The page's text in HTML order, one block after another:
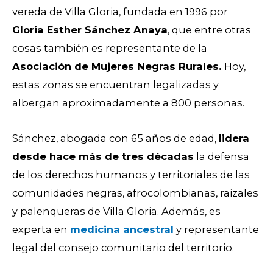
vereda de Villa Gloria, fundada en 1996 por
Gloria Esther Sánchez Anaya, que entre otras
cosas también es representante de la
Asociación de Mujeres Negras Rurales. Hoy,
estas zonas se encuentran legalizadas y
albergan aproximadamente a 800 personas.
Sánchez, abogada con 65 años de edad, lidera
desde hace más de tres décadas la defensa
de los derechos humanos y territoriales de las
comunidades negras, afrocolombianas, raizales
y palenqueras de Villa Gloria. Además, es
experta en medicina ancestral y representante
legal del consejo comunitario del territorio.